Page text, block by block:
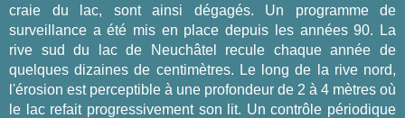
craie du lac, sont ainsi dégagés. Un programme de
surveillance a été mis en place depuis les années 90. La
rive sud du lac de Neuchâtel recule chaque année de
quelques dizaines de centimètres. Le long de la rive nord,
l'érosion est perceptible à une profondeur de 2 à 4 mètres où
le lac refait progressivement son lit. Un contrôle périodique